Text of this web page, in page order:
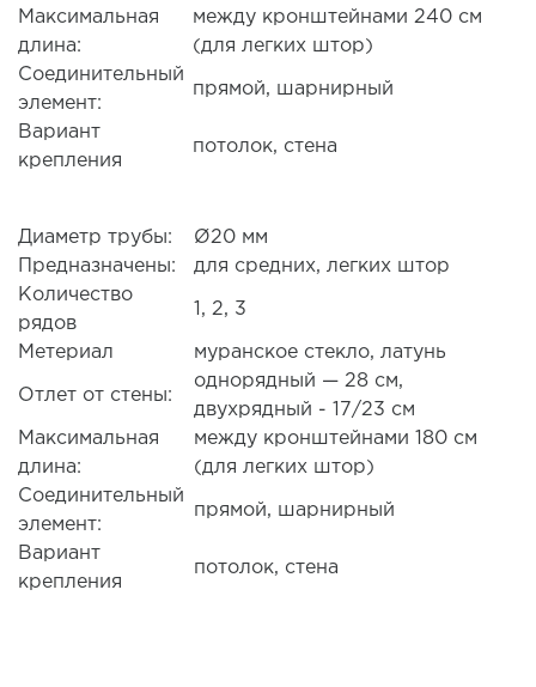
Максимальная
длина:
между кронштейнами 240 см
(для легких штор)
Соединительный
элемент:
прямой, шарнирный
Вариант
крепления
потолок, стена
Диаметр трубы:
Ø20 мм
Предназначены:
для средних, легких штор
Количество
рядов
1, 2, 3
Метериал муранское стекло, латунь
Отлет от стены:
однорядный — 28 см,
двухрядный - 17/23 см
Максимальная
длина:
между кронштейнами 180 см
(для легких штор)
Соединительный
элемент:
прямой, шарнирный
Вариант
крепления
потолок, стена